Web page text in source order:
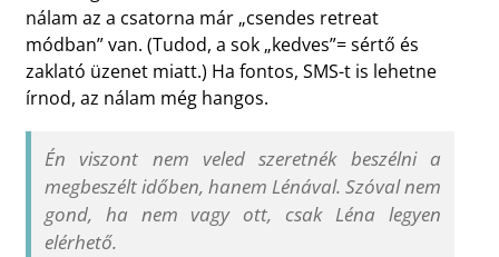
nálam az a csatorna már „csendes retreat
módban” van. (Tudod, a sok „kedves”= sértő és
zaklató üzenet miatt.) Ha fontos, SMS-t is lehetne
írnod, az nálam még hangos.
Én viszont nem veled szeretnék beszélni a
megbeszélt időben, hanem Lénával. Szóval nem
gond, ha nem vagy ott, csak Léna legyen
elérhető.